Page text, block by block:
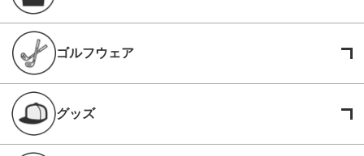
ゴルフウェア
グッズ